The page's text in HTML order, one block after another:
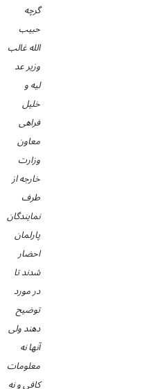
گرچه
حبیب
الله غالب
وزیر عد
لیه و
خلیل
فراهی
معاون
وزارت
خارجه از
طرف
نمایندگان
پارلمان
احضار
شدند تا
در مورد
توضیح
دهند ولی
آنها نه
معلومات
کافی و نه